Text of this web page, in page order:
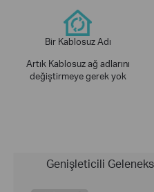
Bir Kablosuz Adı
Artık Kablosuz ağ adlarını
değiştirmeye gerek yok
Genişleticili